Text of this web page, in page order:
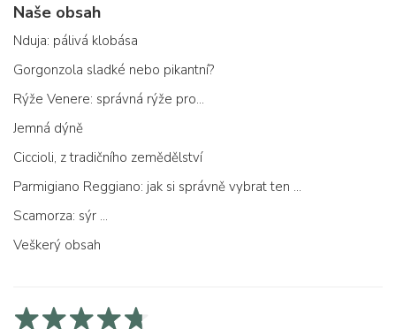
Naše obsah
Nduja: pálivá klobása
Gorgonzola sladké nebo pikantní?
Rýže Venere: správná rýže pro...
Jemná dýně
Ciccioli, z tradičního zemědělství
Parmigiano Reggiano: jak si správně vybrat ten pravý
Scamorza: sýr ...
Veškerý obsah